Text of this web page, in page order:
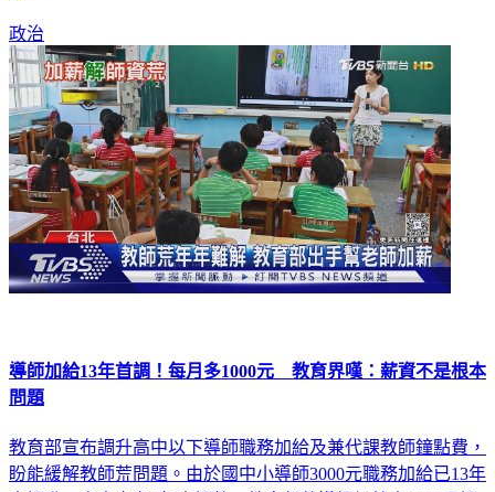
政治
導師加給13年首調！每月多1000元 教育界嘆：薪資不是根本
問題
教育部宣布調升高中以下導師職務加給及兼代課教師鐘點費，
盼能緩解教師荒問題。由於國中小導師3000元職務加給已13年